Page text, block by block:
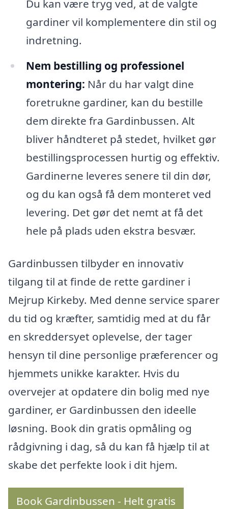
Du kan være tryg ved, at de valgte
gardiner vil komplementere din stil og
indretning.
Nem bestilling og professionel
montering: Når du har valgt dine
foretrukne gardiner, kan du bestille
dem direkte fra Gardinbussen. Alt
bliver håndteret på stedet, hvilket gør
bestillingsprocessen hurtig og effektiv.
Gardinerne leveres senere til din dør,
og du kan også få dem monteret ved
levering. Det gør det nemt at få det
hele på plads uden ekstra besvær.
Gardinbussen tilbyder en innovativ
tilgang til at finde de rette gardiner i
Mejrup Kirkeby. Med denne service sparer
du tid og kræfter, samtidig med at du får
en skreddersyet oplevelse, der tager
hensyn til dine personlige præferencer og
hjemmets unikke karakter. Hvis du
overvejer at opdatere din bolig med nye
gardiner, er Gardinbussen den ideelle
løsning. Book din gratis opmåling og
rådgivning i dag, så du kan få hjælp til at
skabe det perfekte look i dit hjem.
Book Gardinbussen - Helt gratis